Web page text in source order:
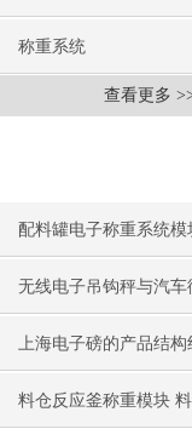
称重系统
查看更多
配料罐电子称重系统模
无线电子吊钩秤与汽车
上海电子磅的产品结
理
料仓反应釜称重模块